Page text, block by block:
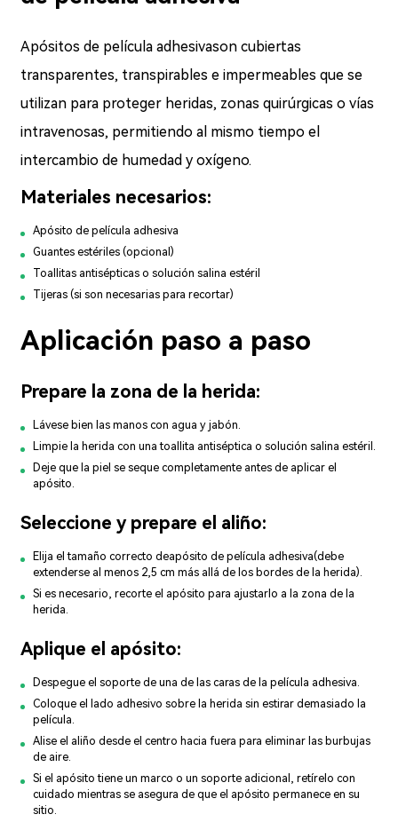
Apósitos de película adhesivason cubiertas
transparentes, transpirables e impermeables que se
utilizan para proteger heridas, zonas quirúrgicas o vías
intravenosas, permitiendo al mismo tiempo el
intercambio de humedad y oxígeno.
Materiales necesarios:
Apósito de película adhesiva
Guantes estériles (opcional)
Toallitas antisépticas o solución salina estéril
Tijeras (si son necesarias para recortar)
Aplicación paso a paso
Prepare la zona de la herida:
Lávese bien las manos con agua y jabón.
Limpie la herida con una toallita antiséptica o solución salina estéril.
Deje que la piel se seque completamente antes de aplicar el
apósito.
Seleccione y prepare el aliño:
Elija el tamaño correcto deapósito de película adhesiva(debe
extenderse al menos 2,5 cm más allá de los bordes de la herida).
Si es necesario, recorte el apósito para ajustarlo a la zona de la
herida.
Aplique el apósito:
Despegue el soporte de una de las caras de la película adhesiva.
Coloque el lado adhesivo sobre la herida sin estirar demasiado la
película.
Alise el aliño desde el centro hacia fuera para eliminar las burbujas
de aire.
Si el apósito tiene un marco o un soporte adicional, retírelo con
cuidado mientras se asegura de que el apósito permanece en su
sitio.